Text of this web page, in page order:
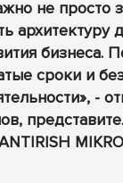
не просто
архитектуру
бизнеса.
сроки и
-